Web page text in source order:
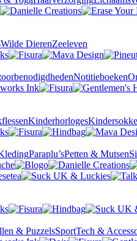
Wilde DierenZeeleven
Notitieboeken
Kinderhorloges
Paraplu’sPetten & Mutsen
& PuzzelsSportTech &